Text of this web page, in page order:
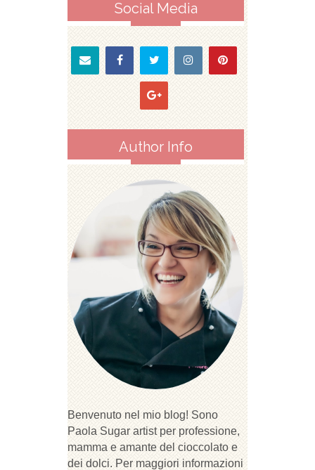
Social Media
Author Info
Benvenuto nel mio blog! Sono
Paola Sugar artist per professione,
mamma e amante del cioccolato e
dei dolci. Per maggiori informazioni